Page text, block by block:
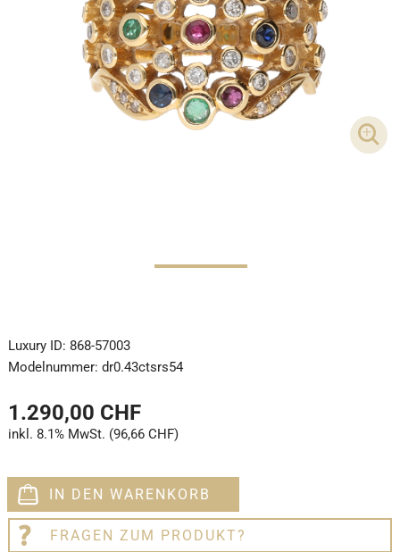
Luxury ID: 868-57003
Modelnummer: dr0.43ctsrs54
1.290,00 CHF
inkl. 8.1% MwSt. (96,66 CHF)
IN DEN WARENKORB
FRAGEN ZUM PRODUKT?